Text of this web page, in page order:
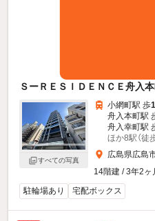
ＳーＲＥＳＩＤＥＮＣＥ舟入
すべての写真
小網町駅 歩
舟入本町駅
舟入幸町駅
ほか8駅（徒
広島県広島
14階建 / 3年2ヶ
駐輪場あり
宅配ボックス